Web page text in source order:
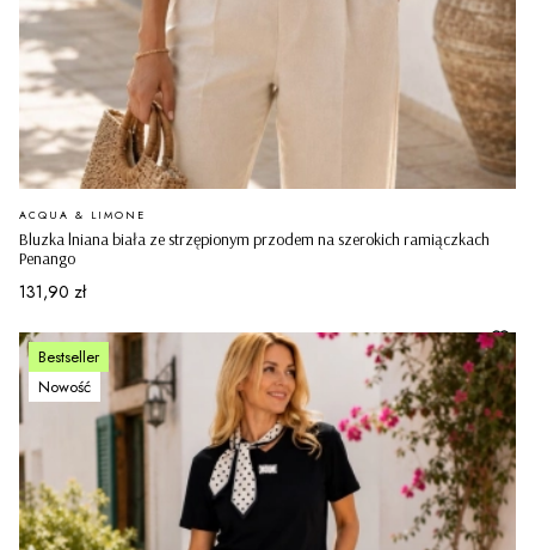
Bluzka lniana biała ze strzępionym przodem na szerokich ramiączkach
Penango
PRODUCENT
ACQUA & LIMONE
Cena
131,90 zł
Bestseller
Nowość